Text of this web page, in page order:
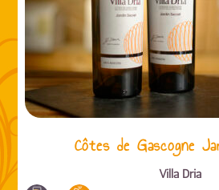
Côtes de Gascogne
Villa Dria